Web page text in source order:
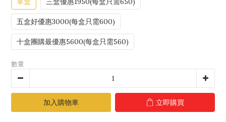
五盒好優惠3000(每盒只需600)
十盒團購最優惠5600(每盒只需560)
數量
加入購物車 立即購買